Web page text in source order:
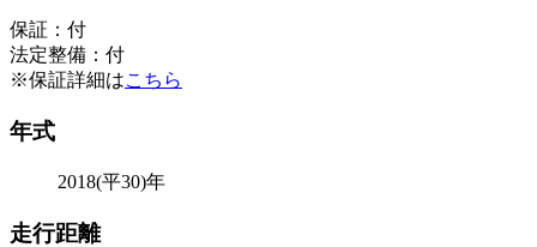
保証：付
法定整備：付
※保証詳細はこちら
年式
2018(平30)年
走行距離